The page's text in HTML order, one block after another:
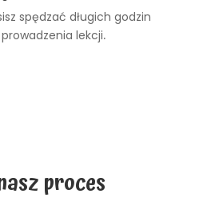
spędzać długich godzin
lekcji.
proces